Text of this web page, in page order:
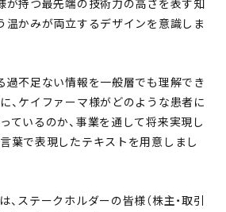
温かみが両立するデザインを意識しま
過不足ない情報を一般層でも理解でき
、ケイファーマ様がどのような患者に
ているのか、事業を通して将来実現し
葉で表現したテキストを用意しまし
ステークホルダーの皆様（株主・取引